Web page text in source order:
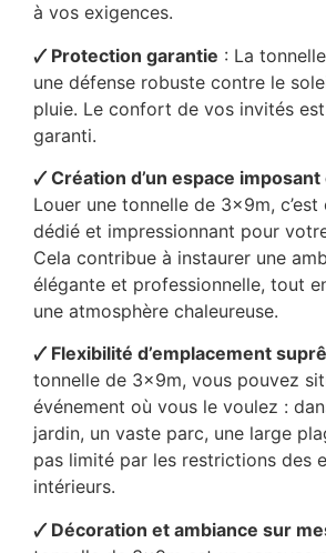
à vos exigences.
🗸 Protection garantie : La
une défense robuste contre le
pluie. Le confort de vos invités
garanti.
🗸 Création d’un espace
Louer une tonnelle de 3x9m,
dédié et impressionnant pour
Cela contribue à instaurer une
élégante et professionnelle, tout
une atmosphère chaleureuse.
🗸 Flexibilité d’emplacement
tonnelle de 3x9m, vous pouvez
événement où vous le voulez :
jardin, un vaste parc, une large
pas limité par les restrictions des
intérieurs.
🗸 Décoration et ambiance sur